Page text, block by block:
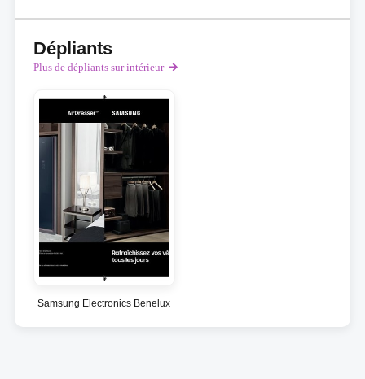
Dépliants
Plus de dépliants sur intérieur
Samsung Electronics Benelux